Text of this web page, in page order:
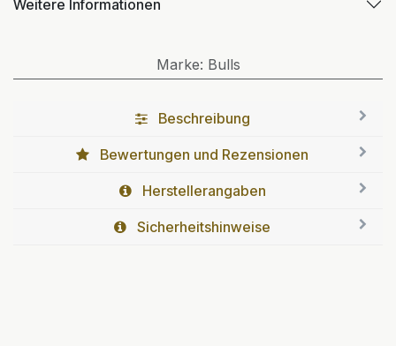
Weitere Informationen
Marke: Bulls
Beschreibung
Bewertungen und Rezensionen
Herstellerangaben
Sicherheitshinweise